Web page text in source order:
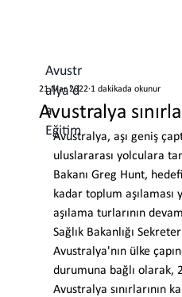
Avustr
alya'd
a
Eğitim
Avustralya
21 Mar 2022 1 dakikada okunur
Avustralya, aşı geniş
uluslararası yolculara
Bakanı Greg Hunt,
kadar toplum
aşılama turlarının
Sağlık Bakanlığı
Avustralya'nın ülke
durumuna bağlı olarak,
Avustralya sınırlarının